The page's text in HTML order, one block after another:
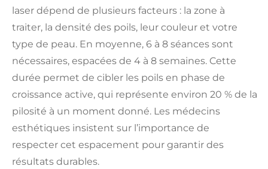
laser dépend de plusieurs facteurs : la zone à
traiter, la densité des poils, leur couleur et votre
type de peau. En moyenne, 6 à 8 séances sont
nécessaires, espacées de 4 à 8 semaines. Cette
durée permet de cibler les poils en phase de
croissance active, qui représente environ 20 % de la
pilosité à un moment donné. Les médecins
esthétiques insistent sur l’importance de
respecter cet espacement pour garantir des
résultats durables.